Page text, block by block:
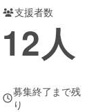
支援者数
12人
募集終了まで残
り